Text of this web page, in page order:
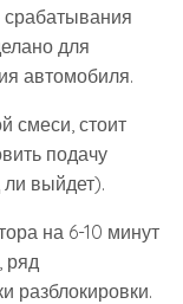
срабатывания
для
автомобиля.
смеси, стоит
подачу
ли выйдет).
на 6-10 минут
ряд
разблокировки.